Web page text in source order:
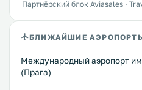
Партнёрский блок Aviasales ·
БЛИЖАЙШИЕ
Международный аэропорт
(Прага)